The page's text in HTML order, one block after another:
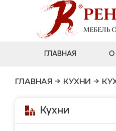
ГЛАВНАЯ О
ГЛАВНАЯ → КУХНИ →
Кухни